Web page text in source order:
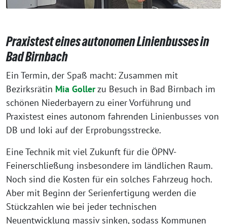
Praxistest eines autonomen Linienbusses in
Bad Birnbach
Ein Termin, der Spaß macht: Zusammen mit
Bezirksrätin Mia Gollerzu Besuch in Bad Birnbach im
schönen Niederbayern zu einer Vorführung und
Praxistest eines autonom fahrenden Linienbusses von
DB und Ioki auf der Erprobungsstrecke.
Eine Technik mit viel Zukunft für die ÖPNV-
Feinerschließung insbesondere im ländlichen Raum.
Noch sind die Kosten für ein solches Fahrzeug hoch.
Aber mit Beginn der Serienfertigung werden die
Stückzahlen wie bei jeder technischen
Neuentwicklung massiv sinken, sodass Kommunen